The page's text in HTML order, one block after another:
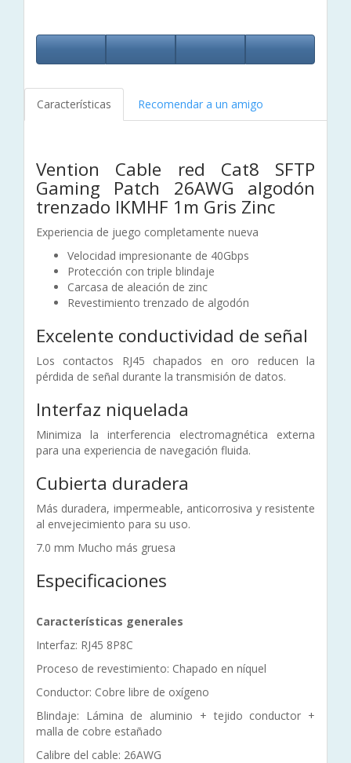
Características Recomendar a un amigo
Vention Cable red Cat8 SFTP
Gaming Patch 26AWG algodón
trenzado IKMHF 1m Gris Zinc
Experiencia de juego completamente nueva
Velocidad impresionante de 40Gbps
Protección con triple blindaje
Carcasa de aleación de zinc
Revestimiento trenzado de algodón
Excelente conductividad de señal
Los contactos RJ45 chapados en oro reducen la
pérdida de señal durante la transmisión de datos.
Interfaz niquelada
Minimiza la interferencia electromagnética externa
para una experiencia de navegación fluida.
Cubierta duradera
Más duradera, impermeable, anticorrosiva y resistente
al envejecimiento para su uso.
7.0 mm Mucho más gruesa
Especificaciones
Características generales
Interfaz: RJ45 8P8C
Proceso de revestimiento: Chapado en níquel
Conductor: Cobre libre de oxígeno
Blindaje: Lámina de aluminio + tejido conductor +
malla de cobre estañado
Calibre del cable: 26AWG